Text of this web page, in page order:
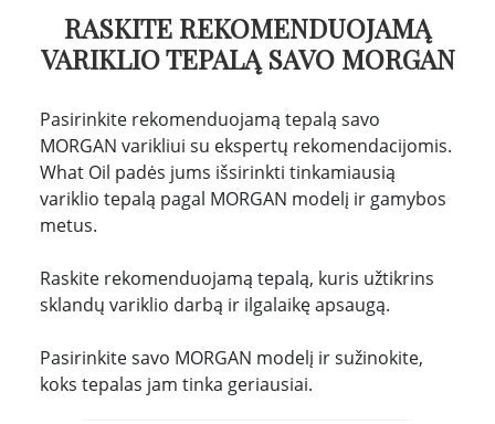
RASKITE REKOMENDUOJAMĄ
VARIKLIO TEPALĄ SAVO MORGAN
Pasirinkite rekomenduojamą tepalą savo
MORGAN varikliui su ekspertų rekomendacijomis.
What Oil padės jums išsirinkti tinkamiausią
variklio tepalą pagal MORGAN modelį ir gamybos
metus.
Raskite rekomenduojamą tepalą, kuris užtikrins
sklandų variklio darbą ir ilgalaikę apsaugą.
Pasirinkite savo MORGAN modelį ir sužinokite,
koks tepalas jam tinka geriausiai.